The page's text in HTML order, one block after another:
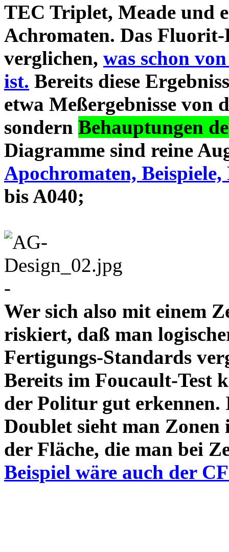
TEC Triplet, Meade und
Achromaten. Das
verglichen, was schon
ist. Bereits diese
etwa Meßergebnisse von
sondern Behauptungen
Diagramme sind reine
Apochromaten, Beispiele,
bis A040;
-
Wer sich also mit einem
riskiert, daß man
Fertigungs-Standards
Bereits im Foucault-Test
der Politur gut
Doublet sieht man Zonen
der Fläche, die man bei
Beispiel wäre auch der